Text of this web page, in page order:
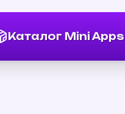
Каталог Mini Apps